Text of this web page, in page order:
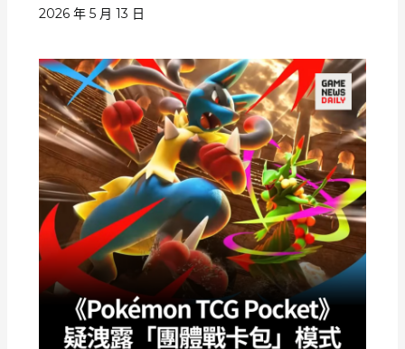
2026 年 5 月 13 日